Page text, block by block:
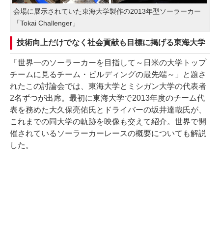
会場に展示されていた東海大学製作の2013年型ソーラーカー
「Tokai Challenger」
技術向上だけでなく社会貢献も目標に掲げる東海大学
「世界一のソーラーカーを目指して～日米の大学トップ
チームに見るチーム・ビルディングの最先端～」と題さ
れたこの討論会では、東海大学とミシガン大学の代表者
2名ずつが出席。最初に東海大学で2013年度のチーム代
表を務めた大久保亮佑氏とドライバーの坂井達哉氏が、
これまでの同大学の軌跡を映像も交えて紹介。世界で開
催されているソーラーカーレースの概要についても解説
した。